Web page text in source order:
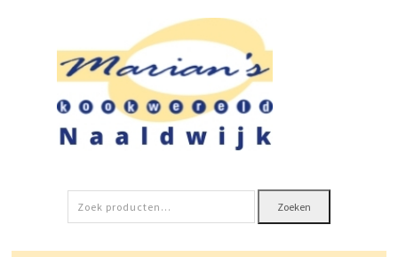
Zoeken
naar:
Zoeken